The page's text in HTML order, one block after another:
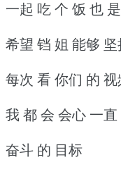
一起 吃 个 饭 也
希望 铛 姐 能够
每次 看 你们 的 视
我 都 会 会心 一
奋斗 的 目标